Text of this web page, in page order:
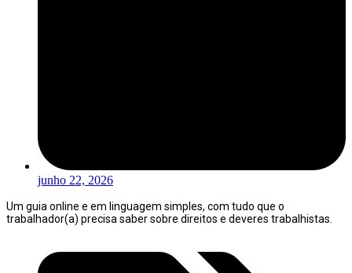
junho 22, 2026
Um guia online e em linguagem simples, com tudo que o
trabalhador(a) precisa saber sobre direitos e deveres trabalhistas.